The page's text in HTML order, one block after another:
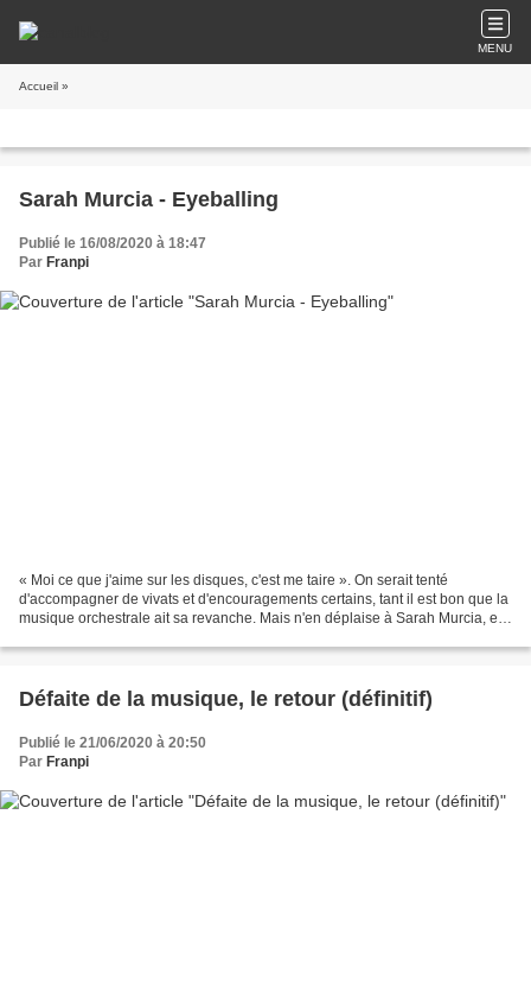
MENU
Accueil »
Sarah Murcia - Eyeballing
Publié le 16/08/2020 à 18:47
Par Franpi
« Moi ce que j'aime sur les disques, c'est me taire ». On serait tenté
d'accompagner de vivats et d'encouragements certains, tant il est bon que la
musique orchestrale ait sa revanche. Mais n'en déplaise à Sarah Murcia, et
Défaite de la musique, le retour (définitif)
Publié le 21/06/2020 à 20:50
Par Franpi